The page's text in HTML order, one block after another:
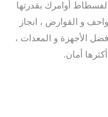
أوامرك بقدرتها
و القوارض ، انجاز
الأجهزة و المعدات ،
أمان.